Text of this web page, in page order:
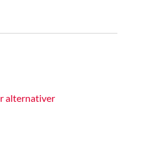
alternativer